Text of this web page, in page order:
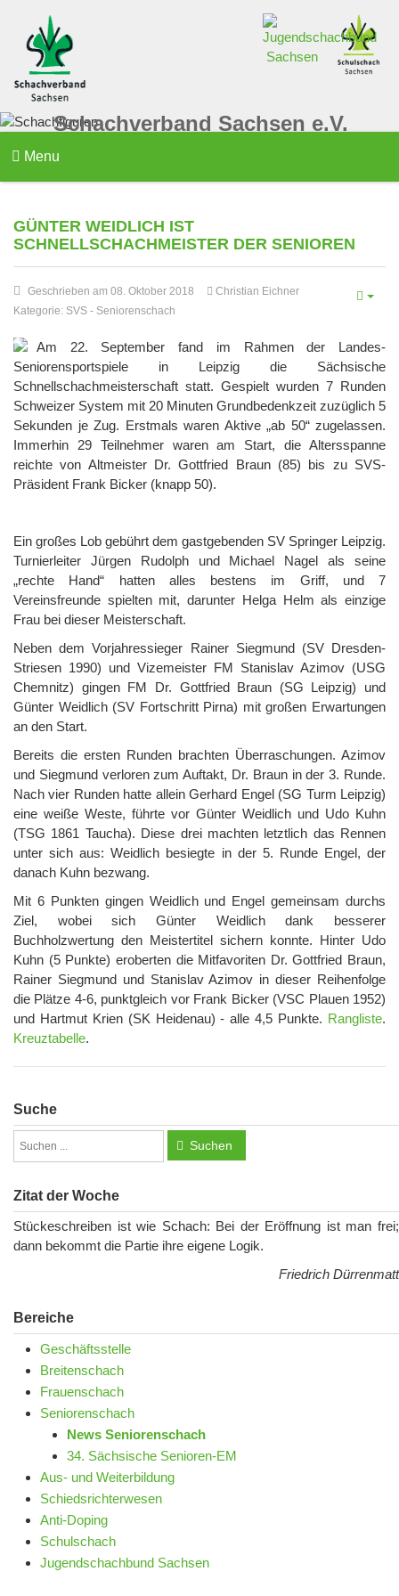
Schachverband Sachsen e.V.
Menu
GÜNTER WEIDLICH IST
SCHNELLSCHACHMEISTER DER SENIOREN
Geschrieben am 08. Oktober 2018
Christian Eichner
Kategorie: SVS - Seniorenschach
Am 22. September fand im Rahmen der Landes-
Seniorensportspiele in Leipzig die Sächsische
Schnellschachmeisterschaft statt. Gespielt wurden 7 Runden
Schweizer System mit 20 Minuten Grundbedenkzeit zuzüglich 5
Sekunden je Zug. Erstmals waren Aktive „ab 50“ zugelassen.
Immerhin 29 Teilnehmer waren am Start, die Altersspanne
reichte von Altmeister Dr. Gottfried Braun (85) bis zu SVS-
Präsident Frank Bicker (knapp 50).
Ein großes Lob gebührt dem gastgebenden SV Springer Leipzig.
Turnierleiter Jürgen Rudolph und Michael Nagel als seine
„rechte Hand“ hatten alles bestens im Griff, und 7
Vereinsfreunde spielten mit, darunter Helga Helm als einzige
Frau bei dieser Meisterschaft.
Neben dem Vorjahressieger Rainer Siegmund (SV Dresden-
Striesen 1990) und Vizemeister FM Stanislav Azimov (USG
Chemnitz) gingen FM Dr. Gottfried Braun (SG Leipzig) und
Günter Weidlich (SV Fortschritt Pirna) mit großen Erwartungen
an den Start.
Bereits die ersten Runden brachten Überraschungen. Azimov
und Siegmund verloren zum Auftakt, Dr. Braun in der 3. Runde.
Nach vier Runden hatte allein Gerhard Engel (SG Turm Leipzig)
eine weiße Weste, führte vor Günter Weidlich und Udo Kuhn
(TSG 1861 Taucha). Diese drei machten letztlich das Rennen
unter sich aus: Weidlich besiegte in der 5. Runde Engel, der
danach Kuhn bezwang.
Mit 6 Punkten gingen Weidlich und Engel gemeinsam durchs
Ziel, wobei sich Günter Weidlich dank besserer
Buchholzwertung den Meistertitel sichern konnte. Hinter Udo
Kuhn (5 Punkte) eroberten die Mitfavoriten Dr. Gottfried Braun,
Rainer Siegmund und Stanislav Azimov in dieser Reihenfolge
die Plätze 4-6, punktgleich vor Frank Bicker (VSC Plauen 1952)
und Hartmut Krien (SK Heidenau) - alle 4,5 Punkte. Rangliste.
Kreuztabelle.
Suche
Suchen
Zitat der Woche
Stückeschreiben ist wie Schach: Bei der Eröffnung ist man frei;
dann bekommt die Partie ihre eigene Logik.
Friedrich Dürrenmatt
Bereiche
Geschäftsstelle
Breitenschach
Frauenschach
Seniorenschach
News Seniorenschach
34. Sächsische Senioren-EM
Aus- und Weiterbildung
Schiedsrichterwesen
Anti-Doping
Schulschach
Jugendschachbund Sachsen